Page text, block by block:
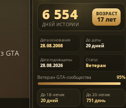
GTA
6 554
ДНЕЙ ИСТОРИИ
ВОЗРАСТ
17 лет
Дата основания
28.08.2008
До даты
20 дней
Дата годовщины
28.08.2026
Статус
Ветеран
Ветеран GTA-сообщества
95%
До 18-летия:
20 дней
До 20-летия:
751 день